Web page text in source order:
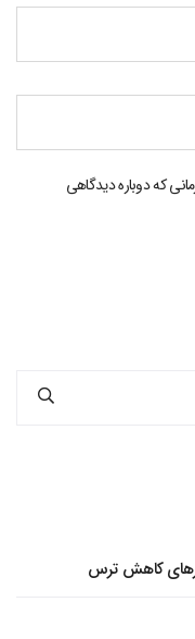
که دوباره دیدگاهی
کاهش ترس